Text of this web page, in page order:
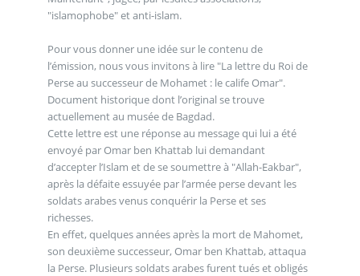
"islamophobe" et anti-islam.
Pour vous donner une idée sur le contenu de
l’émission, nous vous invitons à lire "La lettre du Roi de
Perse au successeur de Mohamet : le calife Omar".
Document historique dont l’original se trouve
actuellement au musée de Bagdad.
Cette lettre est une réponse au message qui lui a été
envoyé par Omar ben Khattab lui demandant
d’accepter l’Islam et de se soumettre à "Allah-Eakbar",
après la défaite essuyée par l’armée perse devant les
soldats arabes venus conquérir la Perse et ses
richesses.
En effet, quelques années après la mort de Mahomet,
son deuxième successeur, Omar ben Khattab, attaqua
la Perse. Plusieurs soldats arabes furent tués et obligés